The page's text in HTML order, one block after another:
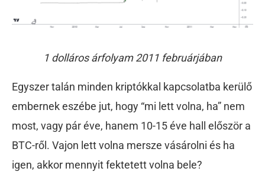
1 dolláros árfolyam 2011 februárjában
Egyszer talán minden kriptókkal kapcsolatba kerülő
embernek eszébe jut, hogy “mi lett volna, ha” nem
most, vagy pár éve, hanem 10-15 éve hall először a
BTC-ről. Vajon lett volna mersze vásárolni és ha
igen, akkor mennyit fektetett volna bele?